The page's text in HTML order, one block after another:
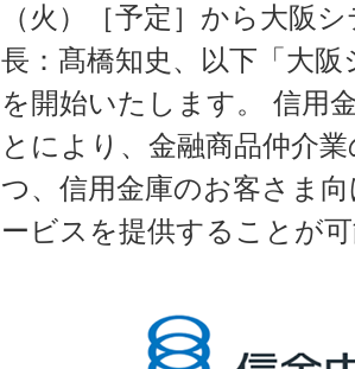
（火）［予定］から大阪
長：髙橋知史、以下「大
を開始いたします。 信用
とにより、金融商品仲介
つ、信用金庫のお客さま
ービスを提供することが